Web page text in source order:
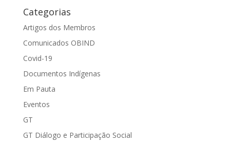
Categorias
Artigos dos Membros
Comunicados OBIND
Covid-19
Documentos Indígenas
Em Pauta
Eventos
GT
GT Diálogo e Participação Social